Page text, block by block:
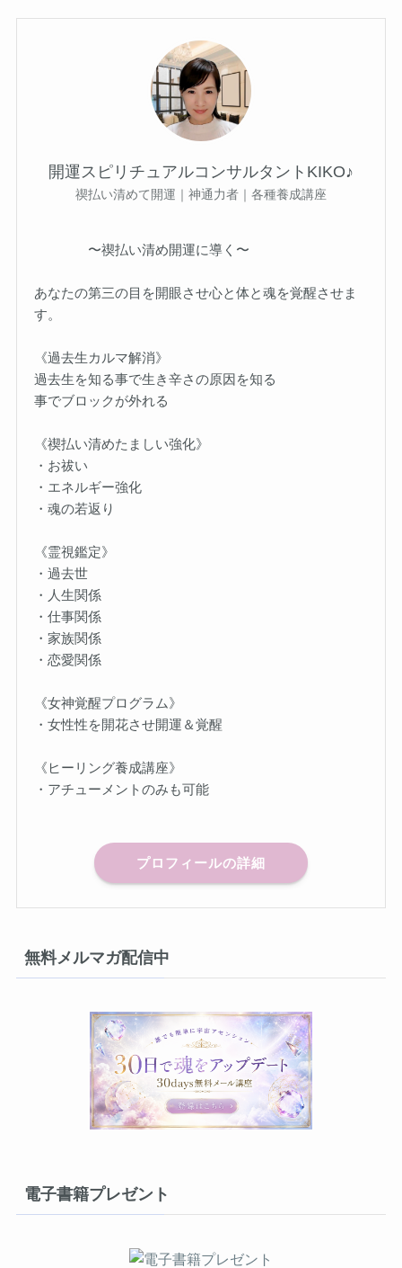
開運スピリチュアルコンサルタントKIKO♪
禊払い清めて開運｜神通力者｜各種養成講座
〜禊払い清め開運に導く〜
あなたの第三の目を開眼させ心と体と魂を覚醒させま
す。
《過去生カルマ解消》
過去生を知る事で生き辛さの原因を知る
事でブロックが外れる
《禊払い清めたましい強化》
・お祓い
・エネルギー強化
・魂の若返り
《霊視鑑定》
・過去世
・人生関係
・仕事関係
・家族関係
・恋愛関係
《女神覚醒プログラム》
・女性性を開花させ開運＆覚醒
《ヒーリング養成講座》
・アチューメントのみも可能
プロフィールの詳細
無料メルマガ配信中
電子書籍プレゼント